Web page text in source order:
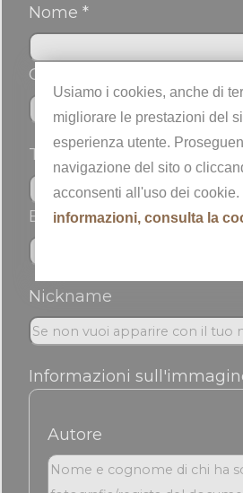
Nome *
Cognome *
Telefono
Email *
Nickname
Informazioni
Autore
Usiamo i cookies, anche di
migliorare le prestazioni del
esperienza utente.
navigazione del sito o
acconsenti all'uso dei cookie.
informazioni, consulta la